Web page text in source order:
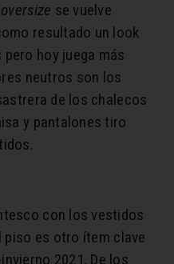
oversize se vuelve
resultado un look
hoy juega más
neutros son los
de los chalecos
y pantalones tiro
con los vestidos
piso es otro ítem clave
2021. De los